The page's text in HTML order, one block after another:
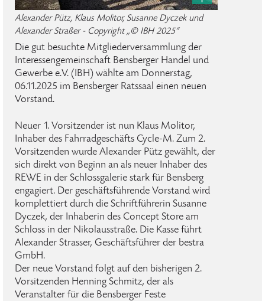
Alexander Pütz, Klaus Molitor, Susanne Dyczek und
Alexander Straßer - Copyright „© IBH 2025“
Die gut besuchte Mitgliederversammlung der
Interessengemeinschaft Bensberger Handel und
Gewerbe e.V. (IBH) wählte am Donnerstag,
06.11.2025 im Bensberger Ratssaal einen neuen
Vorstand.
Neuer 1. Vorsitzender ist nun Klaus Molitor,
Inhaber des Fahrradgeschäfts Cycle-M. Zum 2.
Vorsitzenden wurde Alexander Pütz gewählt, der
sich direkt von Beginn an als neuer Inhaber des
REWE in der Schlossgalerie stark für Bensberg
engagiert. Der geschäftsführende Vorstand wird
komplettiert durch die Schriftführerin Susanne
Dyczek, der Inhaberin des Concept Store am
Schloss in der Nikolausstraße. Die Kasse führt
Alexander Strasser, Geschäftsführer der bestra
GmbH.
Der neue Vorstand folgt auf den bisherigen 2.
Vorsitzenden Henning Schmitz, der als
Veranstalter für die Bensberger Feste